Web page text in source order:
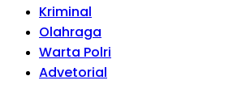
Kriminal
Olahraga
Warta Polri
Advetorial